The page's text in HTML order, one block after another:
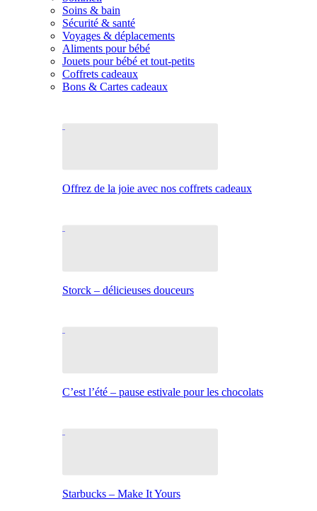
Soins & bain
Sécurité & santé
Voyages & déplacements
Aliments pour bébé
Jouets pour bébé et tout-petits
Coffrets cadeaux
Bons & Cartes cadeaux
Offrez de la joie avec nos coffrets cadeaux
Storck – délicieuses douceurs
C’est l’été – pause estivale pour les chocolats
Starbucks – Make It Yours